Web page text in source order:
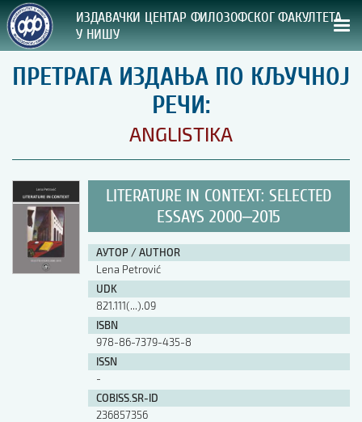
ИЗДАВАЧКИ ЦЕНТАР ФИЛОЗОФСКОГ ФАКУЛТЕТА
У НИШУ
СВА НАША ИЗДАЊА
ВРСТА ИЗДАЊА:
ПРЕГЛЕД
УПУТСТВА
УПУТСТВА
Правилник о издавачкој делатности
Упутство ауторима
Упутство уредницима
Изјава о ауторству
Изјава о лектури
Изјава о коришћењу ауторског дела
Упутство за бирање лиценце
Уговор са аутором
ПРЕТРАГА ИЗДАЊА ПО КЉУЧНОЈ
РЕЧИ:
ANGLISTIKA
LITERATURE IN CONTEXT: SELECTED
ESSAYS 2000‒2015
АУТОР / AUTHOR
Lena Petrović
UDK
821.111(...).09
ISBN
978-86-7379-435-8
ISSN
-
COBISS.SR-ID
236857356